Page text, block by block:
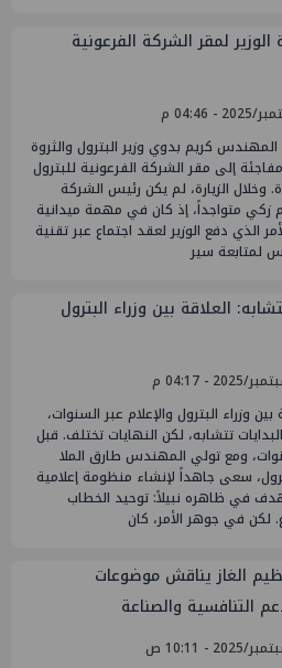
لمقر الشركة الفرعونية
كريم بدوي وزير البترول والثروة
مفاجئة إلى مقر الشركة الفرعونية للبترول
وخلال الزيارة، لم يكن رئيس الشركة
متواجداً، إذ كان في مهمة ميدانية
الذي دفع الوزير لعقد اجتماع عبر تقنية
لمتابعة سير
العلاقة بين وزراء البترول
وزراء البترول والإعلام عبر السنوات،
تتشابه، لكن النهايات تختلف. قبل
ومع تولي المهندس طارق الملا
سعى جاهداً لإنشاء منظومة إعلامية
في ظاهره نبيلاً: توحيد الخطاب
لكن في جوهر الأمر، كان
الغاز يناقش موضوعات
التنافسية والصناعة